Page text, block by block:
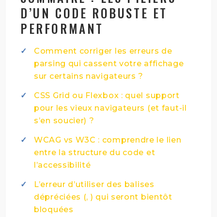
D’UN CODE ROBUSTE ET
PERFORMANT
Comment corriger les erreurs de
parsing qui cassent votre affichage
sur certains navigateurs ?
CSS Grid ou Flexbox : quel support
pour les vieux navigateurs (et faut-il
s’en soucier) ?
WCAG vs W3C : comprendre le lien
entre la structure du code et
l’accessibilité
L’erreur d’utiliser des balises
dépréciées (, ) qui seront bientôt
bloquées